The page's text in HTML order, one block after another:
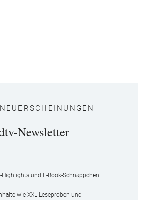
Newsletter
Highlights und E-Book-Schnäppchen
wie XXL-Leseproben und